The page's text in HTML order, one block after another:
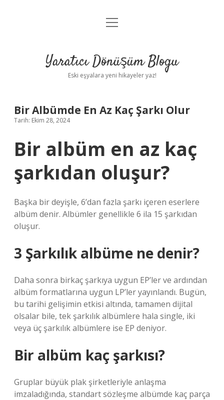
Anasayfa
Yasal Uyarı
menüyü
Yaratıcı Dönüşüm Blogu
Eski eşyalara yeni hikayeler yaz!
Bir Albümde En Az Kaç Şarkı Olur
Tarih: Ekim 28, 2024
Bir albüm en az kaç
şarkıdan oluşur?
Başka bir deyişle, 6’dan fazla şarkı içeren eserlere
albüm denir. Albümler genellikle 6 ila 15 şarkıdan
oluşur.
3 Şarkılık albüme ne denir?
Daha sonra birkaç şarkıya uygun EP’ler ve ardından
albüm formatlarına uygun LP’ler yayınlandı. Bugün,
bu tarihi gelişimin etkisi altında, tamamen dijital
olsalar bile, tek şarkılık albümlere hala single, iki
veya üç şarkılık albümlere ise EP deniyor.
Bir albüm kaç şarkısı?
Gruplar büyük plak şirketleriyle anlaşma
imzaladığında, standart sözleşme albümde kaç parça